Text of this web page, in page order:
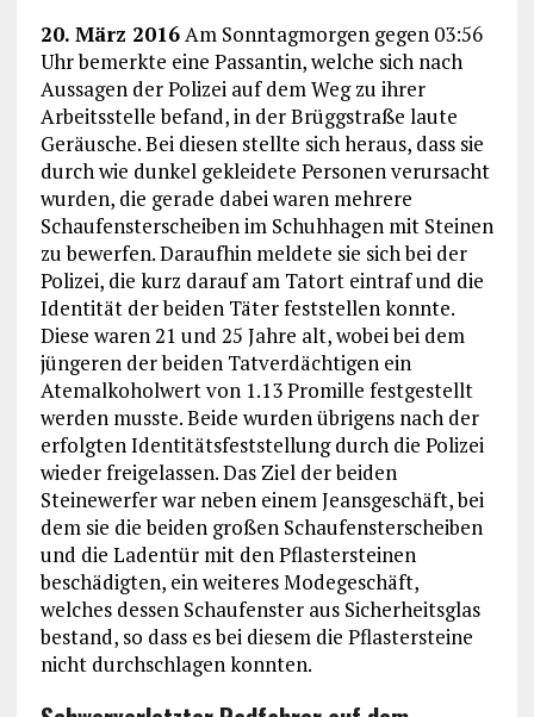
20. März 2016Am Sonntagmorgen gegen 03:56
Uhr bemerkte eine Passantin, welche sich nach
Aussagen der Polizei auf dem Weg zu ihrer
Arbeitsstelle befand, in der Brüggstraße laute
Geräusche. Bei diesen stellte sich heraus, dass sie
durch wie dunkel gekleidete Personen verursacht
wurden, die gerade dabei waren mehrere
Schaufensterscheiben im Schuhhagen mit Steinen
zu bewerfen. Daraufhin meldete sie sich bei der
Polizei, die kurz darauf am Tatort eintraf und die
Identität der beiden Täter feststellen konnte.
Diese waren 21 und 25 Jahre alt, wobei bei dem
jüngeren der beiden Tatverdächtigen ein
Atemalkoholwert von 1.13 Promille festgestellt
werden musste. Beide wurden übrigens nach der
erfolgten Identitätsfeststellung durch die Polizei
wieder freigelassen. Das Ziel der beiden
Steinewerfer war neben einem Jeansgeschäft, bei
dem sie die beiden großen Schaufensterscheiben
und die Ladentür mit den Pflastersteinen
beschädigten, ein weiteres Modegeschäft,
welches dessen Schaufenster aus Sicherheitsglas
bestand, so dass es bei diesem die Pflastersteine
nicht durchschlagen konnten.